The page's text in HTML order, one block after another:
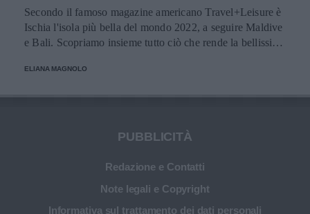
Secondo il famoso magazine americano Travel+Leisure è
Ischia l'isola più bella del mondo 2022, a seguire Maldive
e Bali. Scopriamo insieme tutto ciò che rende la bellissima
ELIANA MAGNOLO
PUBBLICITÀ
Redazione e Contatti
Note legali e Copyright
Informativa sul trattamento dei dati personali